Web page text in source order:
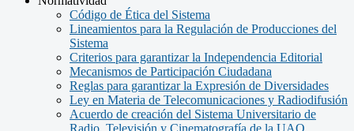
Código de Ética del Sistema
Lineamientos para la Regulación de Producciones del
Sistema
Criterios para garantizar la Independencia Editorial
Mecanismos de Participación Ciudadana
Reglas para garantizar la Expresión de Diversidades
Ley en Materia de Telecomunicaciones y Radiodifusión
Acuerdo de creación del Sistema Universitario de
Radio, Televisión y Cinematografía de la UAQ